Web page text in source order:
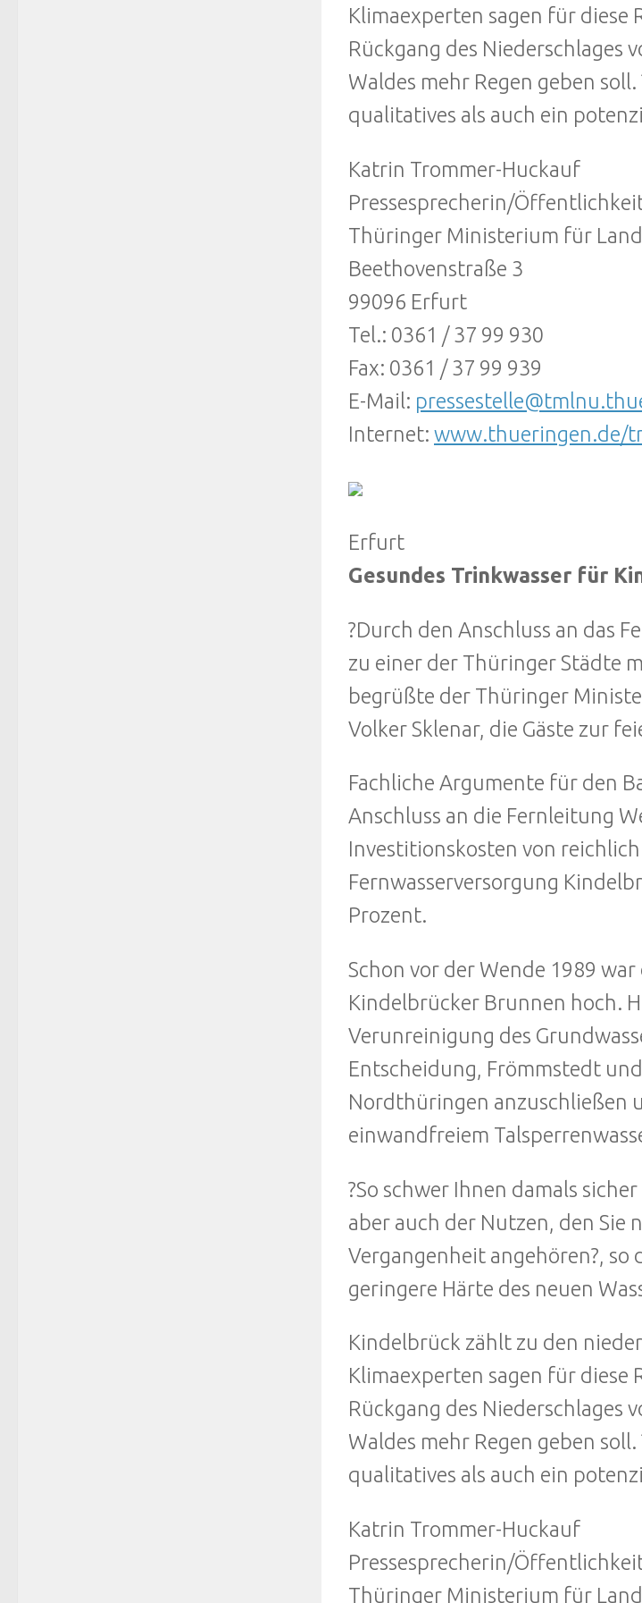
Klimaexperten sagen für diese
Rückgang des Niederschlages
Waldes mehr Regen geben
qualitatives als auch ein
Katrin Trommer-Huckauf
Pressesprecherin/
Thüringer Ministerium für
Beethovenstraße 3
99096 Erfurt
Tel.: 0361 / 37 99 930
Fax: 0361 / 37 99 939
E-Mail:
Internet: www.thueringen.de/
Erfurt
Gesundes Trinkwasser für
?Durch den Anschluss an das
zu einer der Thüringer Städte
begrüßte der Thüringer
Volker Sklenar, die Gäste zur
Fachliche Argumente für den
Anschluss an die Fernleitung
Investitionskosten von
Fernwasserversorgung
Prozent.
Schon vor der Wende 1989
Kindelbrücker Brunnen hoch.
Verunreinigung des
Entscheidung, Frömmstedt
Nordthüringen anzuschließen
einwandfreiem
?So schwer Ihnen damals
aber auch der Nutzen, den
Vergangenheit angehören?,
geringere Härte des neuen
Kindelbrück zählt zu den
Klimaexperten sagen für diese
Rückgang des Niederschlages
Waldes mehr Regen geben
qualitatives als auch ein
Katrin Trommer-Huckauf
Pressesprecherin/
Thüringer Ministerium für